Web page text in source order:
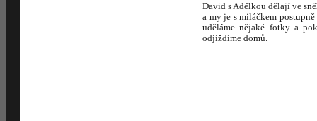
David s Adélkou dělají ve
a my je s miláčkem
uděláme nějaké fotky a
odjíždíme domů.